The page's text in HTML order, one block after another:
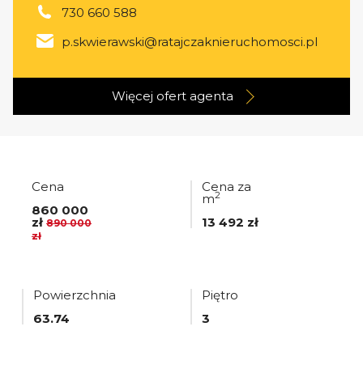
730 660 588
p.skwierawski@ratajczaknieruchomosci.pl
Więcej ofert agenta
Cena
860 000
zł 890 000
zł
Cena za
m2
13 492 zł
Powierzchnia
63.74
Piętro
3